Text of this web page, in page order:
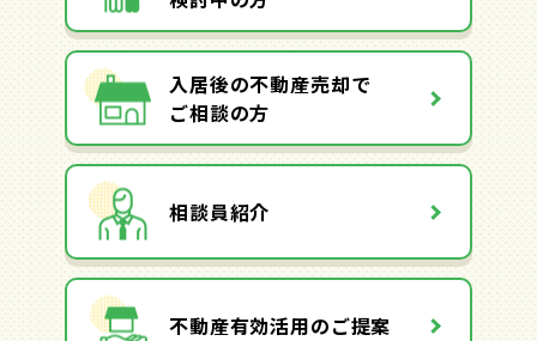
入居後の不動産売却で
ご相談の方
相談員紹介
不動産有効活用のご提案